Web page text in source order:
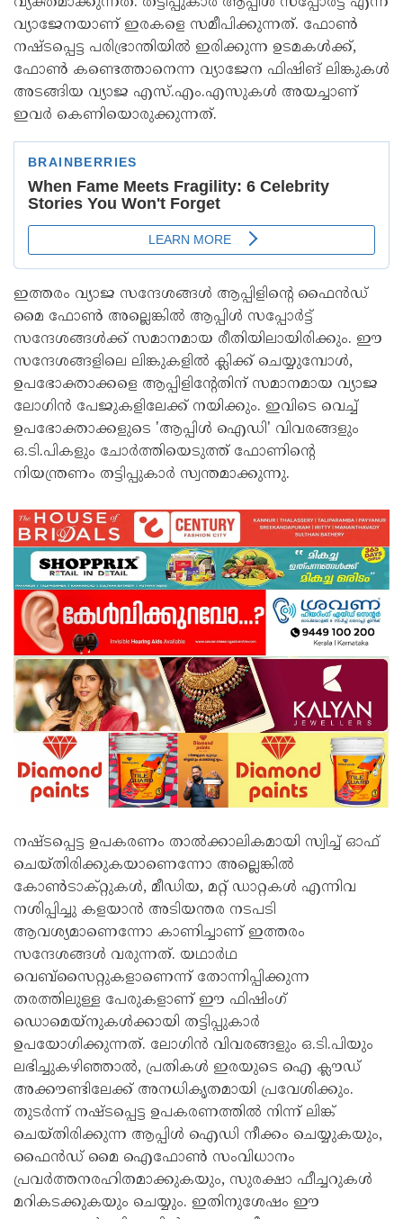
വ്യാജേനയാണ് ഇരകളെ സമീപിക്കുന്നത്. ഫോൺ
നഷ്ടപ്പെട്ട പരിഭ്രാന്തിയിൽ ഇരിക്കുന്ന ഉടമകൾക്ക്,
ഫോൺ കണ്ടെത്താനെന്ന വ്യാജേന ഫിഷിങ് ലിങ്കുകൾ
അടങ്ങിയ വ്യാജ എസ്.എം.എസുകൾ അയച്ചാണ്
ഇവർ കെണിയൊരുക്കുന്നത്.
ഇത്തരം വ്യാജ സന്ദേശങ്ങൾ ആപ്പിളിന്റെ ഫൈൻഡ്
മൈ ഫോൺ അല്ലെങ്കിൽ ആപ്പിൾ സപ്പോർട്ട്
സന്ദേശങ്ങൾക്ക് സമാനമായ രീതിയിലായിരിക്കും. ഈ
സന്ദേശങ്ങളിലെ ലിങ്കുകളിൽ ക്ലിക്ക് ചെയ്യുമ്പോൾ,
ഉപഭോക്താക്കളെ ആപ്പിളിന്റേതിന് സമാനമായ വ്യാജ
ലോഗിൻ പേജുകളിലേക്ക് നയിക്കും. ഇവിടെ വെച്ച്
ഉപഭോക്താക്കളുടെ 'ആപ്പിൾ ഐഡി' വിവരങ്ങളും
ഒ.ടി.പികളും ചോർത്തിയെടുത്ത് ഫോണിന്റെ
നിയന്ത്രണം തട്ടിപ്പുകാർ സ്വന്തമാക്കുന്നു.
നഷ്ടപ്പെട്ട ഉപകരണം താൽക്കാലികമായി സ്വിച്ച് ഓഫ്
ചെയ്തിരിക്കുകയാണെന്നോ അല്ലെങ്കിൽ
കോൺടാക്റ്റുകൾ, മീഡിയ, മറ്റ് ഡാറ്റകൾ എന്നിവ
നശിപ്പിച്ചു കളയാൻ അടിയന്തര നടപടി
ആവശ്യമാണെന്നോ കാണിച്ചാണ് ഇത്തരം
സന്ദേശങ്ങൾ വരുന്നത്. യഥാർഥ
വെബ്‌സൈറ്റുകളാണെന്ന് തോന്നിപ്പിക്കുന്ന
തരത്തിലുള്ള പേരുകളാണ് ഈ ഫിഷിംഗ്
ഡൊമെയ്‌നുകൾക്കായി തട്ടിപ്പുകാർ
ഉപയോഗിക്കുന്നത്. ലോഗിൻ വിവരങ്ങളും ഒ.ടി.പിയും
ലഭിച്ചുകഴിഞ്ഞാൽ, പ്രതികൾ ഇരയുടെ ഐ ക്ലൗഡ്
അക്കൗണ്ടിലേക്ക് അനധികൃതമായി പ്രവേശിക്കും.
തുടർന്ന് നഷ്ടപ്പെട്ട ഉപകരണത്തിൽ നിന്ന് ലിങ്ക്
ചെയ്തിരിക്കുന്ന ആപ്പിൾ ഐഡി നീക്കം ചെയ്യുകയും,
ഫൈൻഡ് മൈ ഐഫോൺ സംവിധാനം
പ്രവർത്തനരഹിതമാക്കുകയും, സുരക്ഷാ ഫീച്ചറുകൾ
മറികടക്കുകയും ചെയ്യും. ഇതിനുശേഷം ഈ